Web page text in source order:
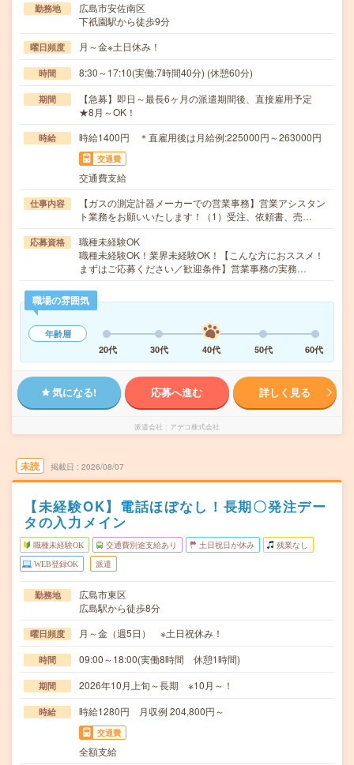
勤務地
広島市安佐南区
下祇園駅から徒歩9分
曜日頻度 月～金※土日休み！
時間 8:30～17:10(実働:7時間40分) (休憩60分)
期間
【急募】即日～最長6ヶ月の派遣期間後、直接雇用予定
★8月～OK！
時給 時給1400円 ＊直雇用後は月給例:225000円～263000円
交通費
交通費支給
仕事内容
【ガスの測定計器メーカーでの営業事務】営業アシスタン
ト業務をお願いいたします！（1）受注、依頼書、売…
応募資格
職種未経験OK
職種未経験OK！業界未経験OK！【こんな方におススメ！
まずはご応募ください／歓迎条件】営業事務の実務…
職場の雰囲気
年齢層
20代
30代 40代 50代 60代
気になる! 応募へ進む 詳しく見る
派遣会社 アデコ株式会社
未読 掲載日 2026/08/07
【未経験OK】電話ほぼなし！長期〇発注デー
タの入力メイン
職種未経験OK 交通費別途支給あり 土日祝日が休み 残業なし
WEB登録OK 派遣
勤務地
広島市東区
広島駅から徒歩8分
曜日頻度 月～金（週5日） ※土日祝休み！
時間 09:00～18:00(実働8時間 休憩1時間)
期間 2026年10月上旬～長期 ※10月～！
時給 時給1280円 月収例 204,800円～
交通費
全額支給